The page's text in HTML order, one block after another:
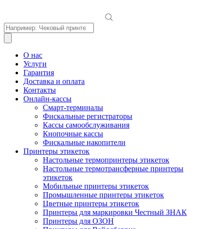
Поиск
товаров
О нас
Услуги
Гарантия
Доставка и оплата
Контакты
Онлайн-кассы
Смарт-терминалы
Фискальные регистраторы
Кассы самообслуживания
Кнопочные кассы
Фискальные накопители
Принтеры этикеток
Настольные термопринтеры этикеток
Настольные термотрансферные принтеры
этикеток
Мобильные принтеры этикеток
Промышленные принтеры этикеток
Цветные принтеры этикеток
Принтеры для маркировки Честный ЗНАК
Принтеры для ОЗОН